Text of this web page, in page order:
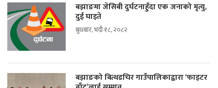
बझाङमा जेसिबी दुर्घटनाहुँदा एक जनाको मृत्यु,
दुई घाइते
बुधबार, भदौ १८, २०८२
बझाङको बित्थडचिर गाउँपालिकाद्वारा ‘फाइटर